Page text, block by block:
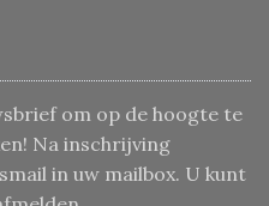
om op de hoogte te
Na inschrijving
in uw mailbox. U kunt